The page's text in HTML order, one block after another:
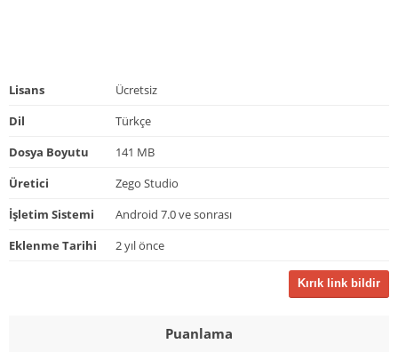
Lisans
Ücretsiz
Dil
Türkçe
Dosya Boyutu
141 MB
Üretici
Zego Studio
İşletim Sistemi
Android 7.0 ve sonrası
Eklenme Tarihi
2 yıl önce
Kırık link bildir
Puanlama